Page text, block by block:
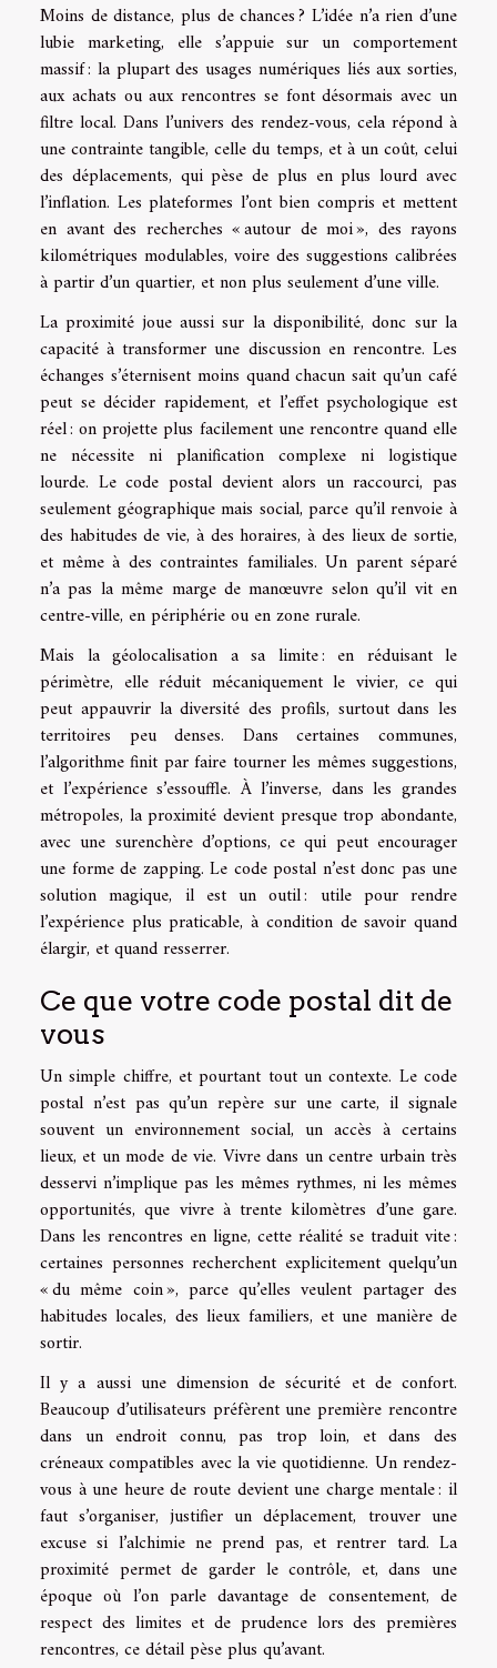
Moins de distance, plus de chances ? L’idée n’a rien d’une
lubie marketing, elle s’appuie sur un comportement
massif : la plupart des usages numériques liés aux sorties,
aux achats ou aux rencontres se font désormais avec un
filtre local. Dans l’univers des rendez-vous, cela répond à
une contrainte tangible, celle du temps, et à un coût, celui
des déplacements, qui pèse de plus en plus lourd avec
l’inflation. Les plateformes l’ont bien compris et mettent
en avant des recherches « autour de moi », des rayons
kilométriques modulables, voire des suggestions calibrées
à partir d’un quartier, et non plus seulement d’une ville.
La proximité joue aussi sur la disponibilité, donc sur la
capacité à transformer une discussion en rencontre. Les
échanges s’éternisent moins quand chacun sait qu’un café
peut se décider rapidement, et l’effet psychologique est
réel : on projette plus facilement une rencontre quand elle
ne nécessite ni planification complexe ni logistique
lourde. Le code postal devient alors un raccourci, pas
seulement géographique mais social, parce qu’il renvoie à
des habitudes de vie, à des horaires, à des lieux de sortie,
et même à des contraintes familiales. Un parent séparé
n’a pas la même marge de manœuvre selon qu’il vit en
centre-ville, en périphérie ou en zone rurale.
Mais la géolocalisation a sa limite : en réduisant le
périmètre, elle réduit mécaniquement le vivier, ce qui
peut appauvrir la diversité des profils, surtout dans les
territoires peu denses. Dans certaines communes,
l’algorithme finit par faire tourner les mêmes suggestions,
et l’expérience s’essouffle. À l’inverse, dans les grandes
métropoles, la proximité devient presque trop abondante,
avec une surenchère d’options, ce qui peut encourager
une forme de zapping. Le code postal n’est donc pas une
solution magique, il est un outil : utile pour rendre
l’expérience plus praticable, à condition de savoir quand
élargir, et quand resserrer.
Ce que votre code postal dit de
vous
Un simple chiffre, et pourtant tout un contexte. Le code
postal n’est pas qu’un repère sur une carte, il signale
souvent un environnement social, un accès à certains
lieux, et un mode de vie. Vivre dans un centre urbain très
desservi n’implique pas les mêmes rythmes, ni les mêmes
opportunités, que vivre à trente kilomètres d’une gare.
Dans les rencontres en ligne, cette réalité se traduit vite :
certaines personnes recherchent explicitement quelqu’un
« du même coin », parce qu’elles veulent partager des
habitudes locales, des lieux familiers, et une manière de
sortir.
Il y a aussi une dimension de sécurité et de confort.
Beaucoup d’utilisateurs préfèrent une première rencontre
dans un endroit connu, pas trop loin, et dans des
créneaux compatibles avec la vie quotidienne. Un rendez-
vous à une heure de route devient une charge mentale : il
faut s’organiser, justifier un déplacement, trouver une
excuse si l’alchimie ne prend pas, et rentrer tard. La
proximité permet de garder le contrôle, et, dans une
époque où l’on parle davantage de consentement, de
respect des limites et de prudence lors des premières
rencontres, ce détail pèse plus qu’avant.